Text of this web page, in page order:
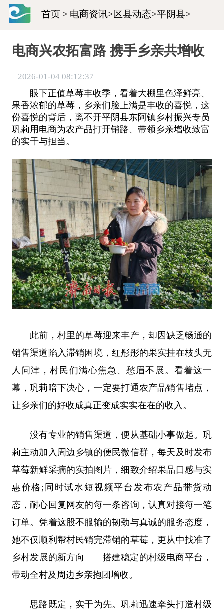
首页 > 电商资讯>区县动态>平阴县>
电商兴农拓富路 携手乡亲共增收
2026-01-04 08:12:37
眼下正值草莓丰收季，看着大棚里色泽鲜亮、
果香浓郁的草莓，乡亲们脸上满是丰收的喜悦，这
份喜悦的背后，离不开平阴县东阿镇乡村振兴专员
巩莉用电商为农产品打开销路、带领乡亲增收致富
的实干与担当。
此前，村里的草莓迎来丰产，却因缺乏畅通的
销售渠道陷入滞销困境，红彤彤的果实挂在枝头无
人问津，村民们满心焦急、愁眉不展。看着这一
幕，巩莉暗下决心，一定要打通农产品销售堵点，
让乡亲们的好收成真正变成实实在在的收入。
没有专业的销售渠道，便从基础小事做起。巩
莉主动加入周边乡镇的便民微信群，每天及时发布
草莓新鲜采摘的实拍图片，细致介绍果品口感与实
惠价格;同时试水短视频平台发布农产品带货动
态，耐心回复网友的每一条咨询，认真对接每一笔
订单。凭着这股不服输的韧劲与真诚的服务态度，
她不仅顺利帮村民销完滞销的草莓，更从中找准了
乡村发展的新方向——搭建稳定的村级电商平台，
带动全村及周边乡亲抱团增收。
思路既定，实干为先。巩莉迅速牵头打造村级